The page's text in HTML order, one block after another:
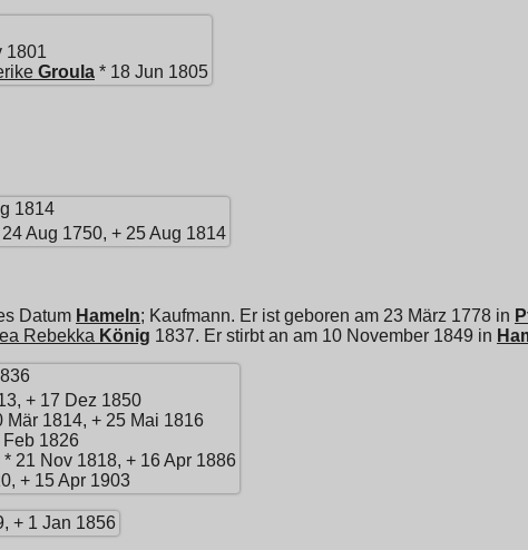
1801
Groula * 18 Jun 1805
1814
Aug 1750, + 25 Aug 1814
Datum Hameln; Kaufmann. Er ist geboren am 23 März 1778 in
Rebekka König 1837. Er stirbt an am 10 November 1849 in
+ 17 Dez 1850
Mär 1814, + 25 Mai 1816
1826
* 21 Nov 1818, + 16 Apr 1886
+ 15 Apr 1903
+ 1 Jan 1856